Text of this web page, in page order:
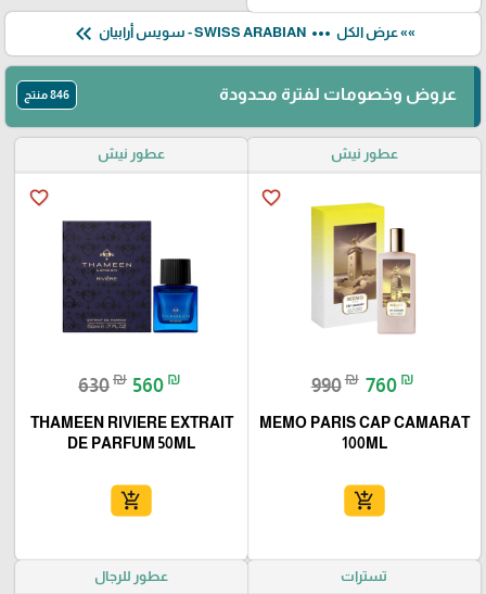
»» عرض الكل more_horiz
keyboard_double_arrow_left
عروض وخصومات لفترة محدودة 846 منتج
عطور نيش
favorite_border
990₪ 760 ₪
MEMO PARIS CAP CAMARAT
100ML
add_shopping_cart
عطور نيش
favorite_border
630₪ 560 ₪
THAMEEN RIVIERE EXTRAIT
DE PARFUM 50ML
add_shopping_cart
تسترات عطور للرجال